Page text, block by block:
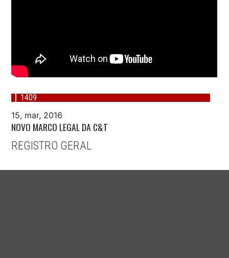
1409
15, mar, 2016
NOVO MARCO LEGAL DA C&T
REGISTRO GERAL